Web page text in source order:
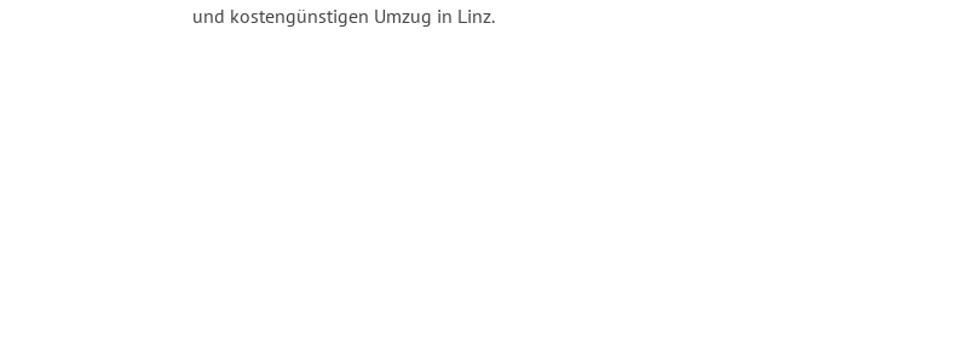
und kostengünstigen Umzug in Linz.